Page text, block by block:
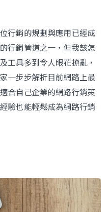
行銷的規劃與應用已經成
行銷管道之一，但我該怎
工具多到令人眼花撩亂，
一步步解析目前網路上最
合自己企業的網路行銷策
驗也能輕鬆成為網路行銷